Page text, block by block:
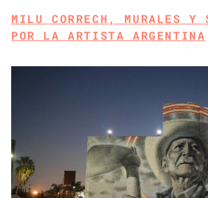
MILU CORRECH, MURALES Y
POR LA ARTISTA ARGENTINA